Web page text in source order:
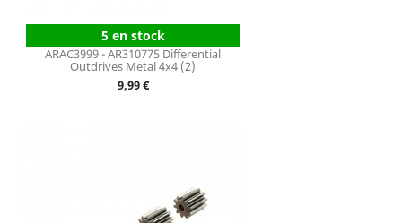
5 en stock
ARAC3999 - AR310775 Differential
Outdrives Metal 4x4 (2)
Prix
9,99 €